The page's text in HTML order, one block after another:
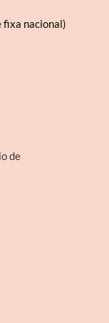
fixa nacional)
de